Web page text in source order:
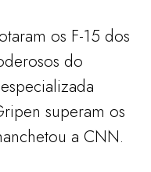
os F-15 dos
do
superam os
a CNN.